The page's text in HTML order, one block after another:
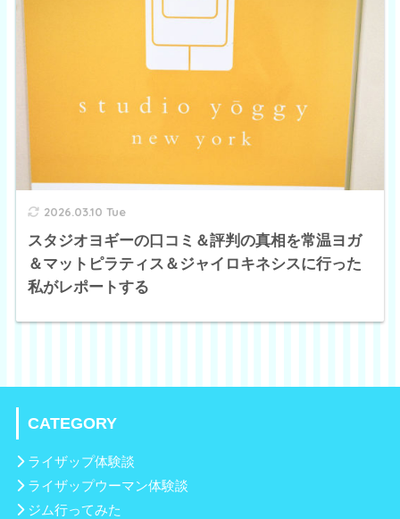
2026.03.10 Tue
スタジオヨギーの口コミ＆評判の真相を常温ヨガ
＆マットピラティス＆ジャイロキネシスに行った
私がレポートする
CATEGORY
ライザップ体験談
ライザップウーマン体験談
ジム行ってみた